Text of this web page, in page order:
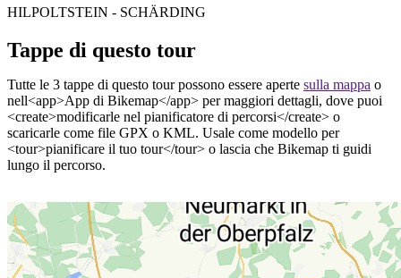
HILPOLTSTEIN - SCHÄRDING
Tappe di questo tour
Tutte le 3 tappe di questo tour possono essere aperte sulla mappa o
nell<app>App di Bikemap</app> per maggiori dettagli, dove puoi
<create>modificarle nel pianificatore di percorsi</create> o
scaricarle come file GPX o KML. Usale come modello per
<tour>pianificare il tuo tour</tour> o lascia che Bikemap ti guidi
lungo il percorso.